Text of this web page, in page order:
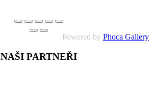
Powered by Phoca Gallery
NAŠI PARTNEŘI